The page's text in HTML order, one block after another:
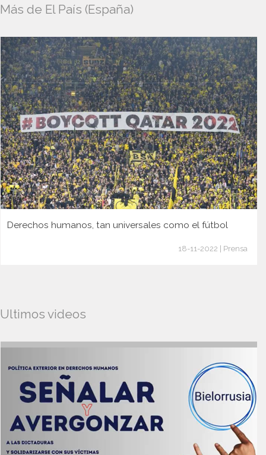
Más de El País (España)
Derechos humanos, tan universales como el fútbol
18-11-2022 | Prensa
Ultimos videos